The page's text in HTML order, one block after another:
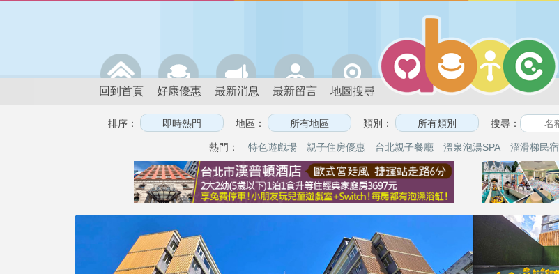
回到首頁 好康優惠 最新消息 最新留言 地圖搜尋
排序： 地區： 類別： 搜尋：
熱門： 特色遊戲場 親子住房優惠 台北親子餐廳 溫泉泡湯SPA 溜滑梯民宿